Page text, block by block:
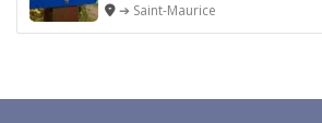
➔ Saint-Maurice